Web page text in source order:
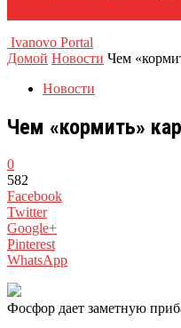
Ivanovo Portal
Домой Новости Чем
Новости
Чем «кормить»
0
582
Facebook
Twitter
Google+
Pinterest
WhatsApp
Фосфор дает заметную